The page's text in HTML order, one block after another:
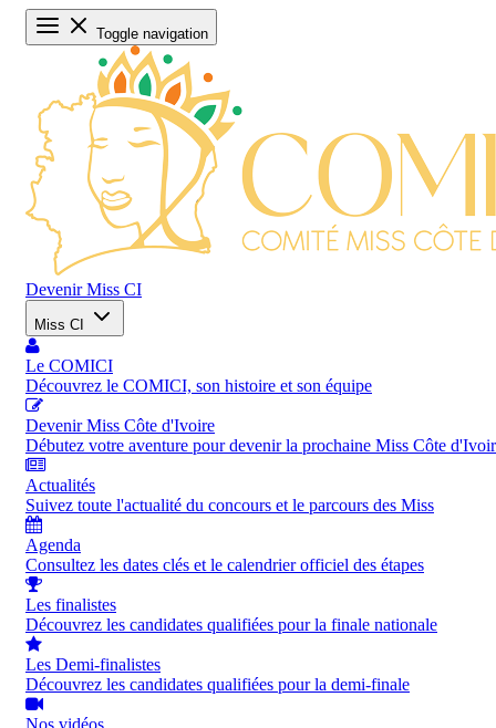
Toggle navigation
Devenir Miss CI
Miss CI
Le COMICI
Découvrez le COMICI, son histoire et son équipe
Devenir Miss Côte d'Ivoire
Débutez votre aventure pour devenir la prochaine Miss Côte
Actualités
Suivez toute l'actualité du concours et le parcours des Miss
Agenda
Consultez les dates clés et le calendrier officiel des étapes
Les finalistes
Découvrez les candidates qualifiées pour la finale nationale
Les Demi-finalistes
Découvrez les candidates qualifiées pour la demi-finale
Nos vidéos